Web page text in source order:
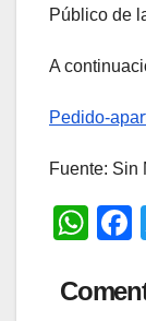
Público de
A
Pedido-
Fuente: Sin
W
at